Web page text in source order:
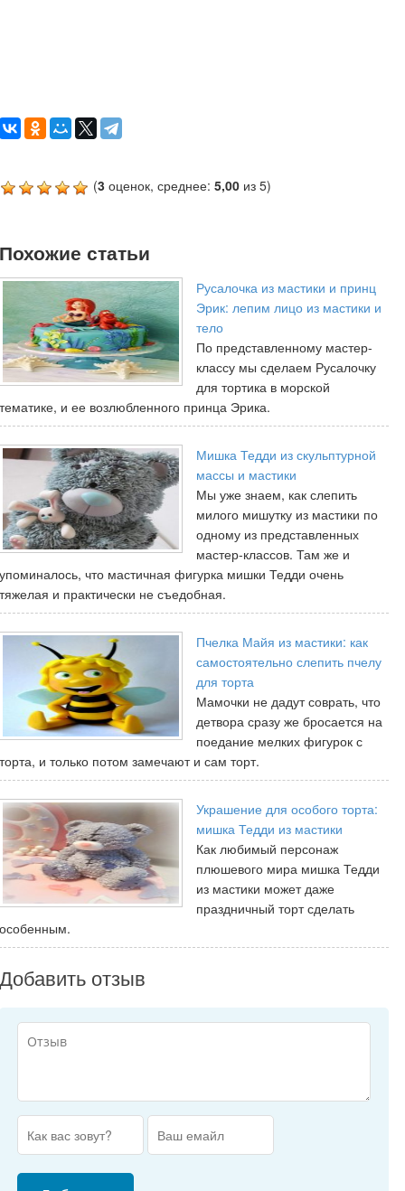
(3 оценок, среднее:5,00 из 5)
Похожие статьи
Русалочка из мастики и принц
Эрик: лепим лицо из мастики и
тело
По представленному мастер-
классу мы сделаем Русалочку
для тортика в морской
тематике, и ее возлюбленного принца Эрика.
Мишка Тедди из скульптурной
массы и мастики
Мы уже знаем, как слепить
милого мишутку из мастики по
одному из представленных
мастер-классов. Там же и
упоминалось, что мастичная фигурка мишки Тедди очень
тяжелая и практически не съедобная.
Пчелка Майя из мастики: как
самостоятельно слепить пчелу
для торта
Мамочки не дадут соврать, что
детвора сразу же бросается на
поедание мелких фигурок с
торта, и только потом замечают и сам торт.
Украшение для особого торта:
мишка Тедди из мастики
Как любимый персонаж
плюшевого мира мишка Тедди
из мастики может даже
праздничный торт сделать
особенным.
Добавить отзыв